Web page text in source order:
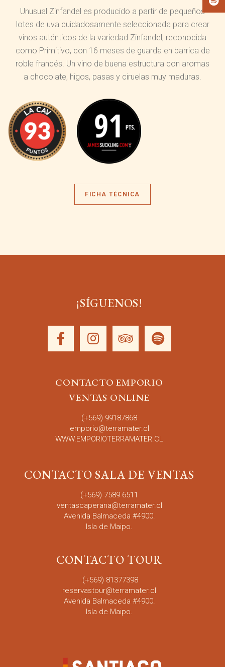
Unusual Zinfandel es producido a partir de pequeños
lotes de uva cuidadosamente seleccionada para crear
vinos auténticos de la variedad Zinfandel, reconocida
como Primitivo, con 16 meses de guarda en barrica de
roble francés. Un vino de buena estructura con aromas
a chocolate, higos, pasas y ciruelas muy maduras.
FICHA TÉCNICA
¡SÍGUENOS!
CONTACTO EMPORIO
VENTAS ONLINE
(+569) 99187868
emporio@terramater.cl
WWW.EMPORIOTERRAMATER.CL
CONTACTO SALA DE VENTAS
(+569) 7589 6511
ventascaperana@terramater.cl
Avenida Balmaceda #4900.
Isla de Maipo.
CONTACTO TOUR
(+569) 81377398
reservastour@terramater.cl
Avenida Balmaceda #4900.
Isla de Maipo.